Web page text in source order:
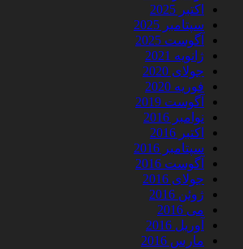
اکتبر 2025
سپتامبر 2025
آگوست 2025
ژانویه 2021
جولای 2020
فوریه 2020
آگوست 2019
نوامبر 2016
اکتبر 2016
سپتامبر 2016
آگوست 2016
جولای 2016
ژوئن 2016
می 2016
آوریل 2016
مارس 2016